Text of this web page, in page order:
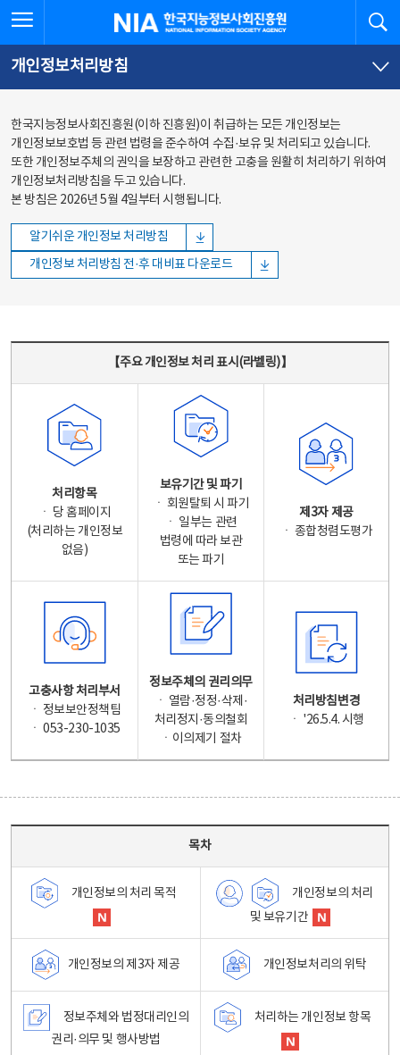
바로가기
바로가기
한국지능정보사회진흥원
개인정보처리방침
한국지능정보사회진흥원(이하 진흥원)이 취급하는 모든 개인정보는
개인정보보호법 등 관련 법령을 준수하여 수집·보유 및 처리되고 있습니다.
또한 개인정보주체의 권익을 보장하고 관련한 고충을 원활히 처리하기 위하여
개인정보처리방침을 두고 있습니다.
본 방침은 2026년 5월 4일부터 시행됩니다.
알기쉬운 개인정보 처리방침
개인정보 처리방침 전·후 대비표 다운로드
【주요 개인정보 처리 표시(라벨링)】
처리항목
ㆍ 당 홈페이지
(처리하는 개인정보
없음)
보유기간 및 파기
ㆍ 회원탈퇴 시 파기
ㆍ 일부는 관련
법령에 따라 보관
또는 파기
제3자 제공
ㆍ 종합청렴도평가
고충사항 처리부서
ㆍ 정보보안정책팀
ㆍ 053-230-1035
정보주체의 권리의무
ㆍ 열람·정정·삭제·
처리정지·동의철회
ㆍ이의제기 절차
처리방침변경
ㆍ '26.5.4. 시행
목차
개인정보의 처리 목적
개인정보의 처리
및 보유기간
개인정보의 제3자 제공 개인정보처리의 위탁
정보주체와 법정대리인의
권리·의무 및 행사방법
처리하는 개인정보 항목